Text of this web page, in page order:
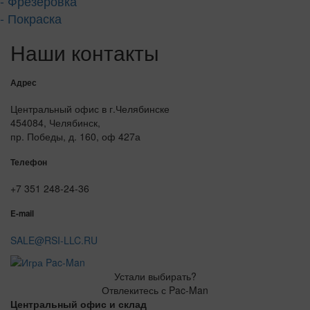
- Покраска
Наши контакты
Адрес
Центральный офис в г.Челябинске
454084, Челябинск,
пр. Победы, д. 160, оф 427а
Телефон
+7 351 248-24-36
E-mail
SALE@RSI-LLC.RU
Устали выбирать?
Отвлекитесь с Pac-Man
Центральный офис и склад